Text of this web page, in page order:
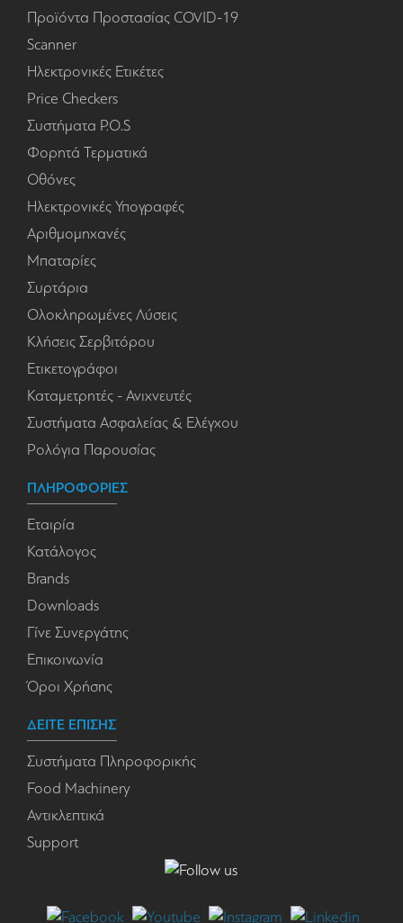
Προϊόντα Προστασίας COVID-19
Scanner
Ηλεκτρονικές Ετικέτες
Price Checkers
Συστήματα P.O.S
Φορητά Τερματικά
Οθόνες
Ηλεκτρονικές Υπογραφές
Αριθμομηχανές
Μπαταρίες
Συρτάρια
Ολοκληρωμένες Λύσεις
Κλήσεις Σερβιτόρου
Ετικετογράφοι
Καταμετρητές - Ανιχνευτές
Συστήματα Ασφαλείας & Ελέγχου
Ρολόγια Παρουσίας
ΠΛΗΡΟΦΟΡΙΕΣ
Εταιρία
Κατάλογος
Brands
Downloads
Γίνε Συνεργάτης
Επικοινωνία
Όροι Χρήσης
ΔΕΙΤΕ ΕΠΙΣΗΣ
Συστήματα Πληροφορικής
Food Machinery
Αντικλεπτικά
Support